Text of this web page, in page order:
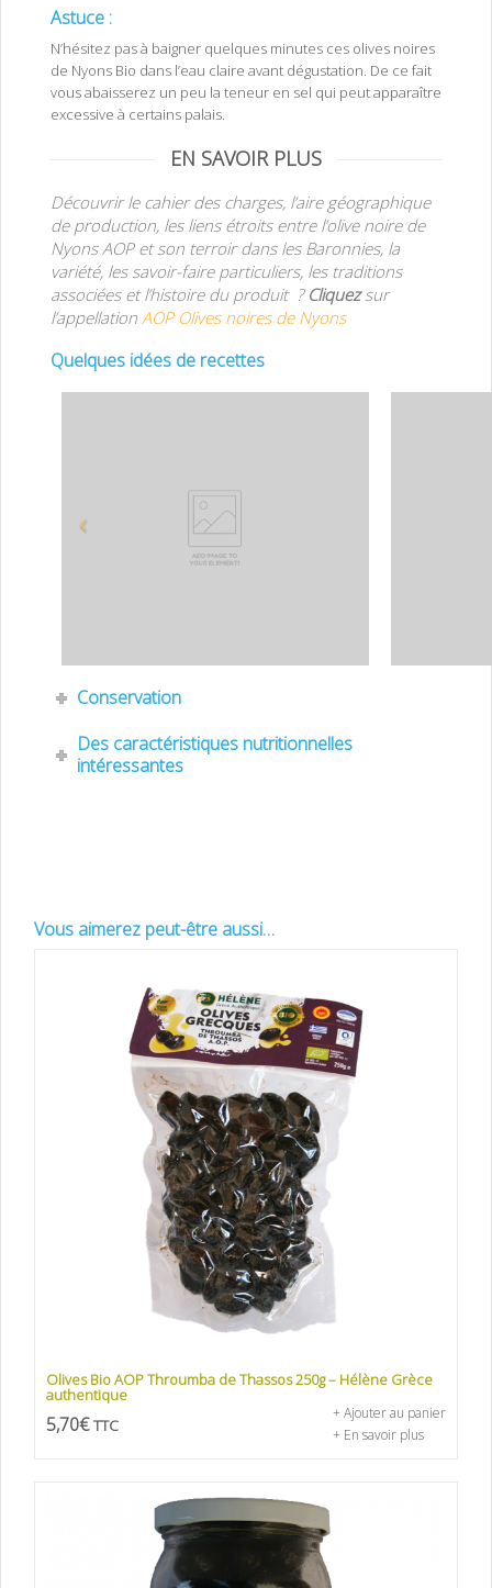
Astuce :
N’hésitez pas à baigner quelques minutes ces olives noires
de Nyons Bio dans l’eau claire avant dégustation. De ce fait
vous abaisserez un peu la teneur en sel qui peut apparaître
excessive à certains palais.
EN SAVOIR PLUS
Découvrir le cahier des charges, l’aire géographique
de production, les liens étroits entre l’olive noire de
Nyons AOP et son terroir dans les Baronnies, la
variété, les savoir-faire particuliers, les traditions
associées et l’histoire du produit ? Cliquezsur
l’appellation AOP Olives noires de Nyons
Quelques idées de recettes
Conservation
Des caractéristiques nutritionnelles
intéressantes
Vous aimerez peut-être aussi…
Olives Bio AOP Throumba de Thassos 250g – Hélène Grèce
authentique
5,70€ TTC
+ Ajouter au panier
+ En savoir plus